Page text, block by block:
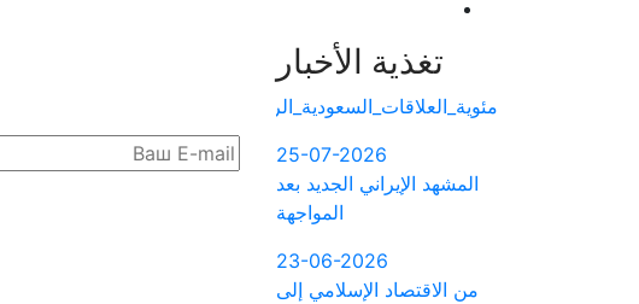
تغذية الأخبار
مئوية_العلاقات_السعودية_الروسية
25-07-2026
المشهد الإيراني الجديد بعد
المواجهة
23-06-2026
من الاقتصاد الإسلامي إلى